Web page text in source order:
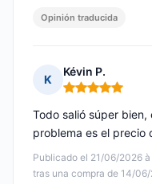
Opinión traducida
K
Kévin P.
Nota: 5 de 5
Publicado el 21/06/2026
tras una compra de 14/
Todo salió súper
problema es el precio